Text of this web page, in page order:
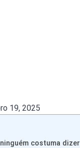
19, 2025
costuma dizer